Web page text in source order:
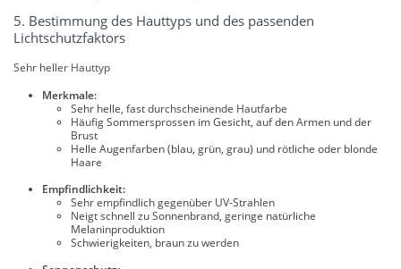
5. Bestimmung des Hauttyps und des passenden
Lichtschutzfaktors
Sehr heller Hauttyp
Merkmale:
Sehr helle, fast durchscheinende Hautfarbe
Häufig Sommersprossen im Gesicht, auf den Armen und der
Brust
Helle Augenfarben (blau, grün, grau) und rötliche oder blonde
Haare
Empfindlichkeit:
Sehr empfindlich gegenüber UV-Strahlen
Neigt schnell zu Sonnenbrand, geringe natürliche
Melaninproduktion
Schwierigkeiten, braun zu werden